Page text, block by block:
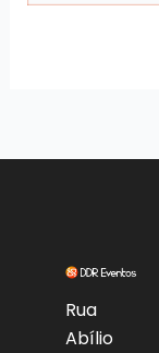
Rua
Abílio